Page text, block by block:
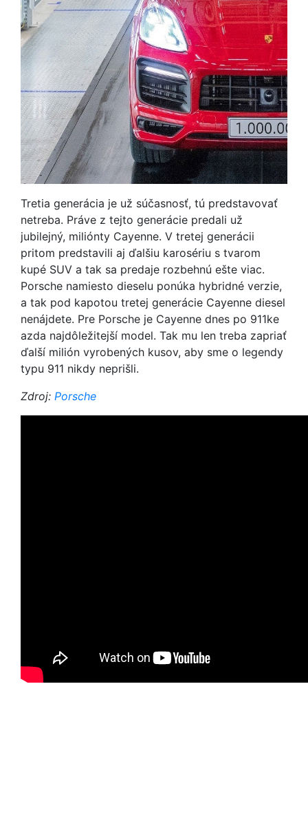
Tretia generácia je už súčasnosť, tú predstavovať
netreba. Práve z tejto generácie predali už
jubilejný, miliónty Cayenne. V tretej generácii
pritom predstavili aj ďalšiu karosériu s tvarom
kupé SUV a tak sa predaje rozbehnú ešte viac.
Porsche namiesto dieselu ponúka hybridné verzie,
a tak pod kapotou tretej generácie Cayenne diesel
nenájdete. Pre Porsche je Cayenne dnes po 911ke
azda najdôležitejší model. Tak mu len treba zapriať
ďalší milión vyrobených kusov, aby sme o legendy
typu 911 nikdy neprišli.
Zdroj: Porsche